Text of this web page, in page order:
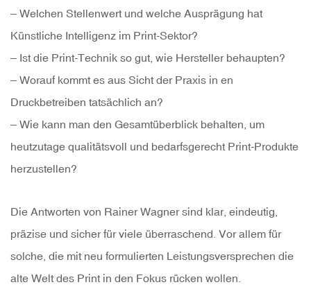
– Welchen Stellenwert und welche Ausprägung hat
Künstliche Intelligenz im Print-Sektor?
– Ist die Print-Technik so gut, wie Hersteller behaupten?
– Worauf kommt es aus Sicht der Praxis in en
Druckbetreiben tatsächlich an?
– Wie kann man den Gesamtüberblick behalten, um
heutzutage qualitätsvoll und bedarfsgerecht Print-Produkte
herzustellen?
Die Antworten von Rainer Wagner sind klar, eindeutig,
präzise und sicher für viele überraschend. Vor allem für
solche, die mit neu formulierten Leistungsversprechen die
alte Welt des Print in den Fokus rücken wollen.